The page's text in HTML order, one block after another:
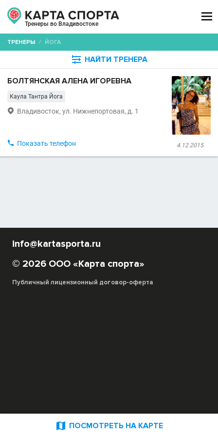
Тренеры во Владивостоке

ТРЕНЕРЫ / ЙОГА
 НАЙТИ ТРЕНЕРА
БОЛТЯНСКАЯ АЛЕНА ИГОРЕВНА
Каула Тантра Йога
 Владивосток, ул. Нижнепортовая, д. 1
4.12.2015
 Показать телефон
 ПОСМОТРЕТЬ НА КАРТЕ
info@kartasporta.ru
© 2026 ООО «Карта спорта»
Публичный лицензионный договор-оферта